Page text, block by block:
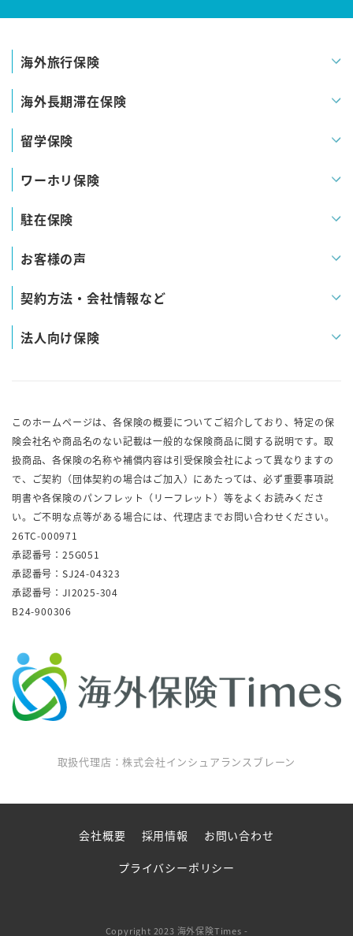
海外旅行保険
海外長期滞在保険
留学保険
ワーホリ保険
駐在保険
お客様の声
契約方法・会社情報など
法人向け保険
このホームページは、各保険の概要についてご紹介しており、特定の保
険会社名や商品名のない記載は一般的な保険商品に関する説明です。取
扱商品、各保険の名称や補償内容は引受保険会社によって異なりますの
で、ご契約（団体契約の場合はご加入）にあたっては、必ず重要事項説
明書や各保険のパンフレット（リーフレット）等をよくお読みくださ
い。ご不明な点等がある場合には、代理店までお問い合わせください。
26TC-000971
承認番号：25G051
承認番号：SJ24-04323
承認番号：JI2025-304
B24-900306
取扱代理店：株式会社インシュアランスブレーン
会社概要 採用情報 お問い合わせ
プライバシーポリシー
Copyright 2023 海外保険Times -